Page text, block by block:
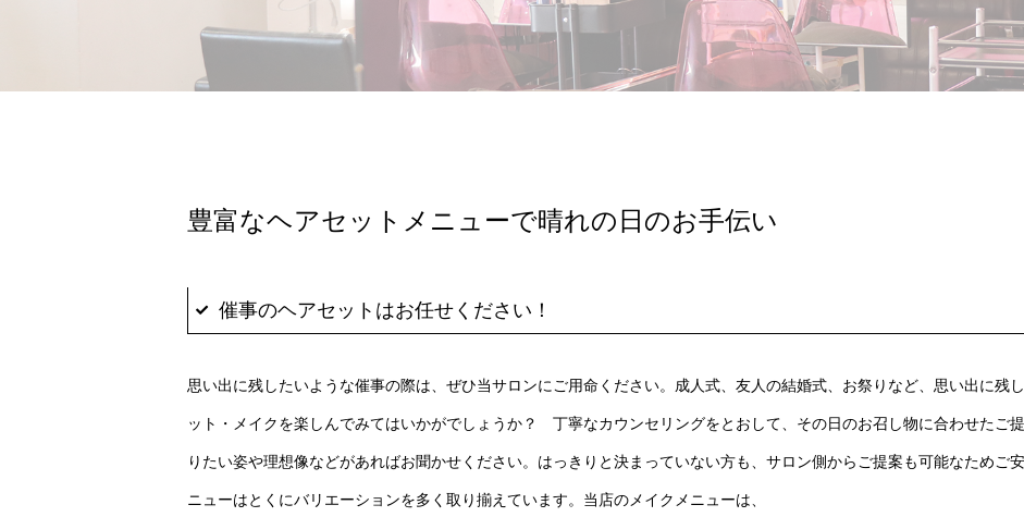
豊富なヘアセットメニューで晴れの日のお手伝い
催事のヘアセットはお任せください！
思い出に残したいような催事の際は、ぜひ当サロンにご用命ください。成人式、友人の結婚式、お祭りなど、思い出に残
ット・メイクを楽しんでみてはいかがでしょうか？ 丁寧なカウンセリングをとおして、その日のお召し物に合わせたご
りたい姿や理想像などがあればお聞かせください。はっきりと決まっていない方も、サロン側からご提案も可能なためご
ニューはとくにバリエーションを多く取り揃えています。当店のメイクメニューは、